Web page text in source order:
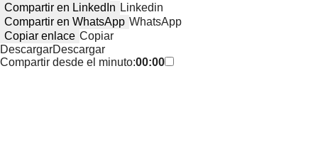
Compartir en LinkedIn Linkedin
Compartir en WhatsApp WhatsApp
Copiar enlace Copiar
DescargarDescargar
Compartir desde el minuto:00:00